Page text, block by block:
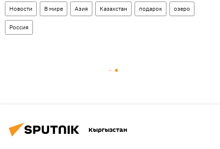
Новости В мире Азия Казахстан подарок озеро
Россия
Кыргызстан